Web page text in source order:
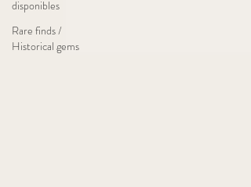
disponibles
Rare finds /
Historical gems